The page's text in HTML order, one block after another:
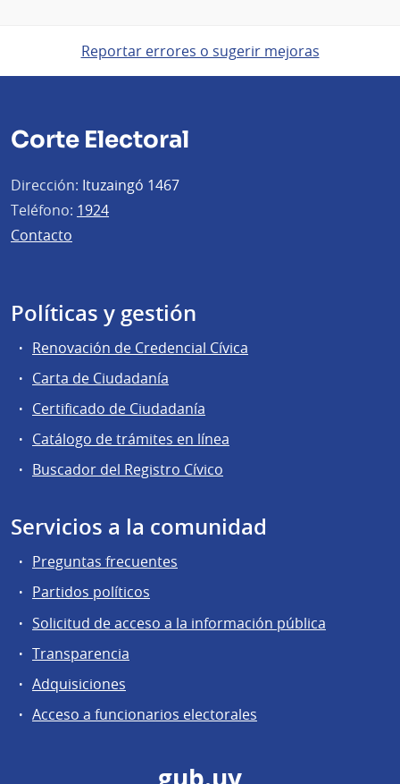
Reportar errores o sugerir mejoras
Corte Electoral
Dirección: Ituzaingó 1467
Teléfono: 1924
Contacto
Políticas y gestión
Renovación de Credencial Cívica
Carta de Ciudadanía
Certificado de Ciudadanía
Catálogo de trámites en línea
Buscador del Registro Cívico
Servicios a la comunidad
Preguntas frecuentes
Partidos políticos
Solicitud de acceso a la información pública
Transparencia
Adquisiciones
Acceso a funcionarios electorales